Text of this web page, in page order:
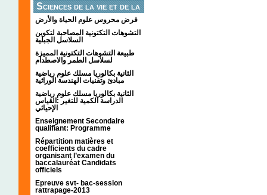
Sciences de la vie et de la
terre
فرض محروس علوم الحياة والأرض
التشوهات التكتونیة المصاحبة لتكوین
السلاسل الجبلیة
طبيعة التشوهات التكتونية المميزة
لسلاسل الطمر والاصطدام
الثانية بكالوريا مسلك علوم رياضية
مبادئ وتقنيات الهندسة الوراثية
الثانية بكالوريا مسلك علوم رياضية
الدراسة الكمية للتغير :القياس
الإحيائي
Enseignement Secondaire
qualifiant: Programme
Répartition matières et
coefficients du cadre
organisant l’examen du
baccalauréat Candidats
officiels
Epreuve svt- bac-session
rattrapage-2013